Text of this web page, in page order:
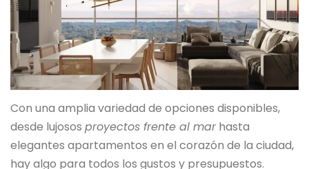
Con una amplia variedad de opciones disponibles,
desde lujosos proyectos frente al mar hasta
elegantes apartamentos en el corazón de la ciudad,
hay algo para todos los gustos y presupuestos.